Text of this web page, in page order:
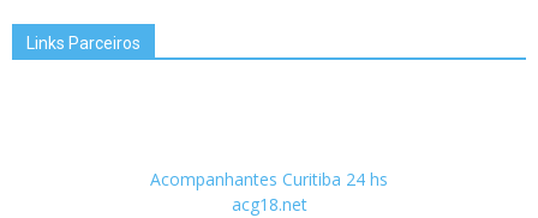
Links Parceiros
Acompanhantes Curitiba 24 hs
acg18.net